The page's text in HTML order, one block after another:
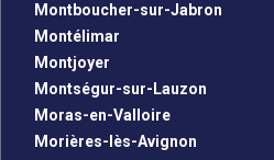
Montboucher-sur-Jabron
Montélimar
Montjoyer
Montségur-sur-Lauzon
Moras-en-Valloire
Morières-lès-Avignon